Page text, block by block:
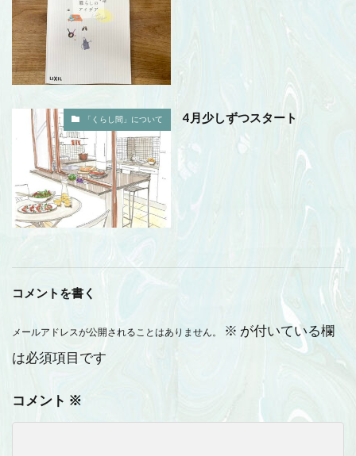
「くらし間」について 4月少しずつスタート
コメントを書く
メールアドレスが公開されることはありません。 ※ が付いている欄
は必須項目です
コメント ※